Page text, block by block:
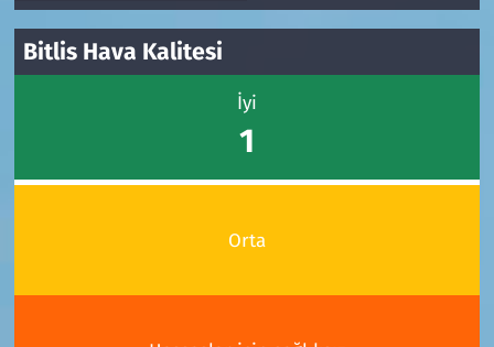
Bitlis Hava Kalitesi
İyi
1
Orta